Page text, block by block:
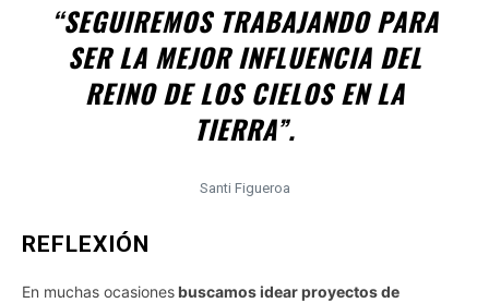
“SEGUIREMOS TRABAJANDO PARA
SER LA MEJOR INFLUENCIA DEL
REINO DE LOS CIELOS EN LA
TIERRA”.
Santi Figueroa
REFLEXIÓN
En muchas ocasiones buscamos idear proyectos de